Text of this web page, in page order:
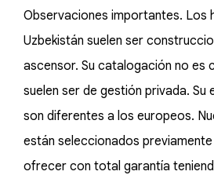
Observaciones importantes. Los
Uzbekistán suelen ser
ascensor. Su catalogación no es
suelen ser de gestión privada. Su
son diferentes a los europeos.
están seleccionados
ofrecer con total garantía